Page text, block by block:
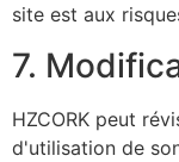
site est aux
7.
HZCORK peut
d'utilisation de